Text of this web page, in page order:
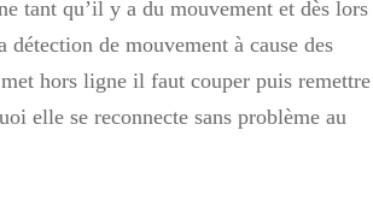
tant qu’il y a du mouvement et dès lors
détection de mouvement à cause des
hors ligne il faut couper puis remettre
elle se reconnecte sans problème au